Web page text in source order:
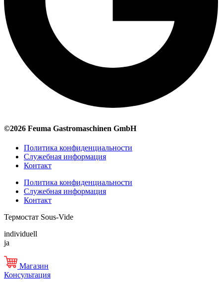
©2026 Feuma Gastromaschinen GmbH
Политика конфиденциальности
Служебная информация
Контакт
Политика конфиденциальности
Служебная информация
Контакт
Термостат Sous-Vide
individuell
ja
Магазин
Консультация